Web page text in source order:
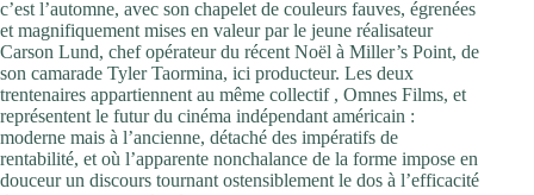
c’est l’automne, avec son chapelet de couleurs fauves, égrenées
et magnifiquement mises en valeur par le jeune réalisateur
Carson Lund, chef opérateur du récent Noël à Miller’s Point, de
son camarade Tyler Taormina, ici producteur. Les deux
trentenaires appartiennent au même collectif , Omnes Films, et
représentent le futur du cinéma indépendant américain :
moderne mais à l’ancienne, détaché des impératifs de
rentabilité, et où l’apparente nonchalance de la forme impose en
douceur un discours tournant ostensiblement le dos à l’efficacité